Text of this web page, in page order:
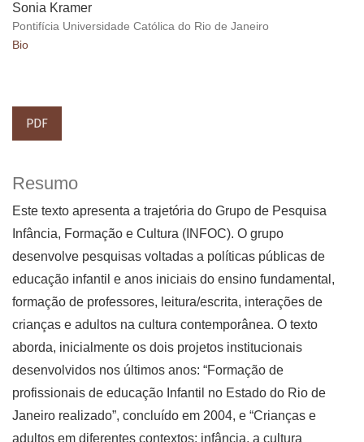
Sonia Kramer
Pontifícia Universidade Católica do Rio de Janeiro
Bio
PDF
Resumo
Este texto apresenta a trajetória do Grupo de Pesquisa
Infância, Formação e Cultura (INFOC). O grupo
desenvolve pesquisas voltadas a políticas públicas de
educação infantil e anos iniciais do ensino fundamental,
formação de professores, leitura/escrita, interações de
crianças e adultos na cultura contemporânea. O texto
aborda, inicialmente os dois projetos institucionais
desenvolvidos nos últimos anos: “Formação de
profissionais de educação Infantil no Estado do Rio de
Janeiro realizado”, concluído em 2004, e “Crianças e
adultos em diferentes contextos: infância, a cultura